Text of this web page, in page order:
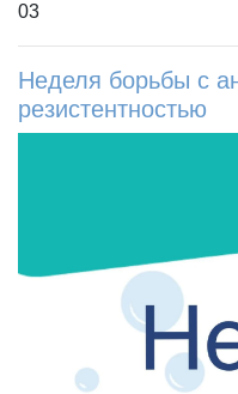
03
Неделя борьбы с
резистентностью